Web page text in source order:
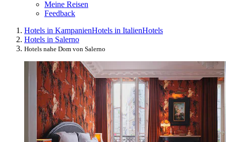
Meine Reisen
Feedback
Hotels in KampanienHotels in ItalienHotels
Hotels in Salerno
Hotels nahe Dom von Salerno